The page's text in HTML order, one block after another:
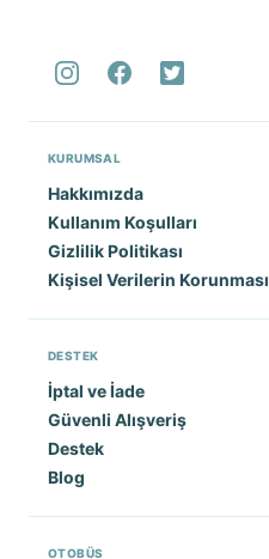
KURUMSAL
Hakkımızda
Kullanım Koşulları
Gizlilik Politikası
Kişisel Verilerin Korunması
DESTEK
İptal ve İade
Güvenli Alışveriş
Destek
Blog
OTOBÜS